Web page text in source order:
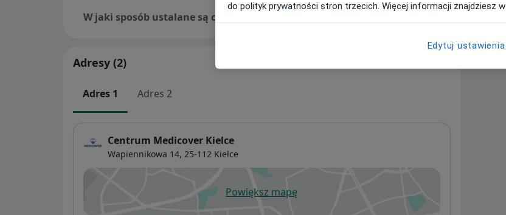
W jaki sposób ustalane są ceny?
Adresy (2)
Adres 1 Adres 2
Centrum Medicover Kielce
Wapiennikowa 14, 25-112 Kielce
Powiększ mapęotwiera się w nowej karcie
do polityk prywatności stron trzecich. Więcej informacji znajdziesz w
Edytuj ustawienia